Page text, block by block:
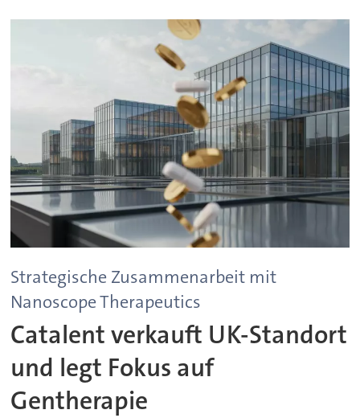
Strategische Zusammenarbeit mit
Nanoscope Therapeutics
Catalent verkauft UK-Standort
und legt Fokus auf
Gentherapie